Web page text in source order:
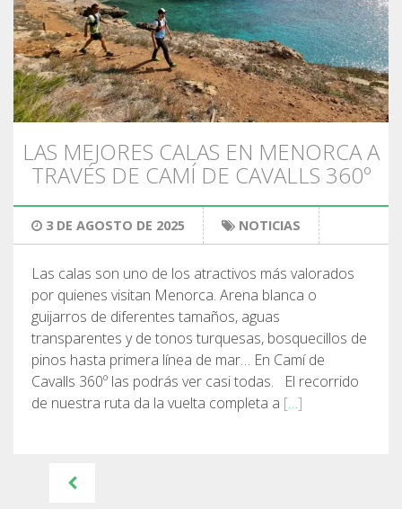
LAS MEJORES CALAS EN MENORCA A
TRAVÉS DE CAMÍ DE CAVALLS 360º
3 DE AGOSTO DE 2025 NOTICIAS
Las calas son uno de los atractivos más valorados
por quienes visitan Menorca. Arena blanca o
guijarros de diferentes tamaños, aguas
transparentes y de tonos turquesas, bosquecillos de
pinos hasta primera línea de mar… En Camí de
Cavalls 360º las podrás ver casi todas. El recorrido
de nuestra ruta da la vuelta completa a […]
Navegación
de